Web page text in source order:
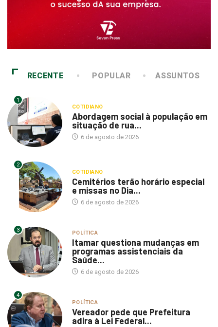
RECENTE POPULAR ASSUNTOS
1
COTIDIANO
Abordagem social à população em
situação de rua...
6 de agosto de 2026
2
COTIDIANO
Cemitérios terão horário especial
e missas no Dia...
6 de agosto de 2026
3 POLÍTICA
Itamar questiona mudanças em
programas assistenciais da
Saúde...
6 de agosto de 2026
4
POLÍTICA
Vereador pede que Prefeitura
adira à Lei Federal...